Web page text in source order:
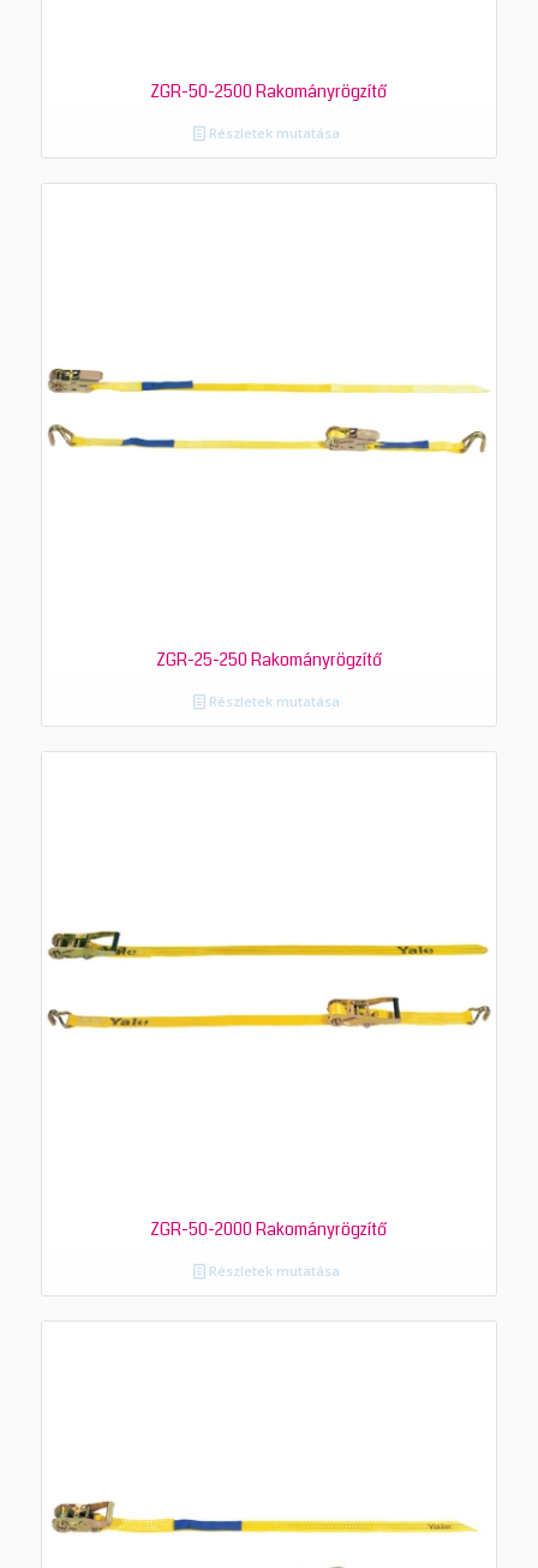
ZGR-50-2500 Rakományrögzítő
Részletek mutatása
ZGR-25-250 Rakományrögzítő
Részletek mutatása
ZGR-50-2000 Rakományrögzítő
Részletek mutatása